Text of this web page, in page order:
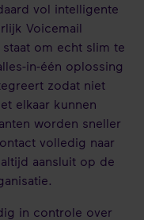
vol intelligente
Voicemail
om echt slim te
in-één oplossing
zodat niet
elkaar kunnen
worden sneller
volledig naar
aansluit op de
in controle over